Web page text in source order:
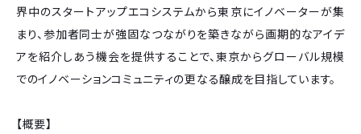
界中のスタートアップエコシステムから東京にイノベーターが集
まり、参加者同士が強固なつながりを築きながら画期的なアイデ
アを紹介しあう機会を提供することで、東京からグローバル規模
でのイノベーションコミュニティの更なる醸成を目指しています。
【概要】